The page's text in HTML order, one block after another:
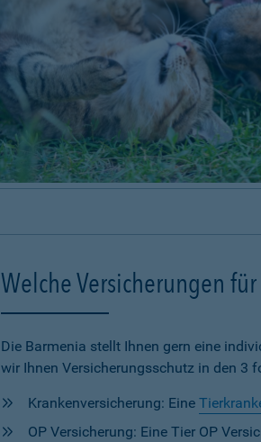
Welche Versicherungen
Die Barmenia stellt Ihnen gern eine
wir Ihnen Versicherungsschutz in den 3
Krankenversicherung: Eine
OP Versicherung: Eine Tier OP